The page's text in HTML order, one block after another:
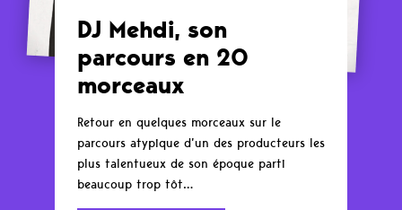
DJ Mehdi, son
parcours en 20
morceaux
Retour en quelques morceaux sur le
parcours atypique d’un des producteurs les
plus talentueux de son époque parti
beaucoup trop tôt…